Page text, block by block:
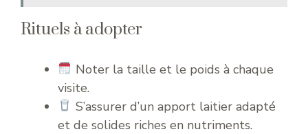
Rituels à adopter
Noter la taille et le poids à chaque
visite.
S’assurer d’un apport laitier adapté
et de solides riches en nutriments.